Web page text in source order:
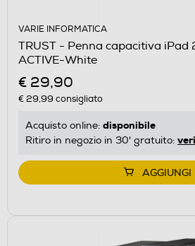
VARIE INFORMATICA
TRUST - Penna capacitiva iPad
ACTIVE-White
€ 29,90
€ 29,99 consigliato
Acquisto online: disponibile
Ritiro in negozio in 30' gratuito:
AGGIUNGI